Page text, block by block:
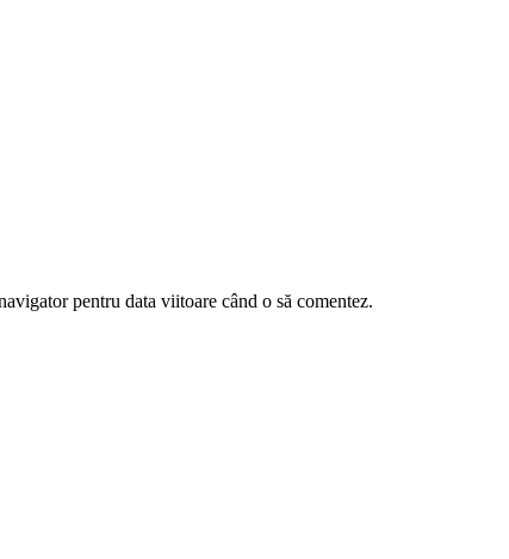
pentru data viitoare când o să comentez.